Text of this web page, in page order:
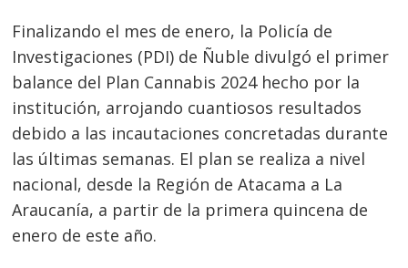
Finalizando el mes de enero, la Policía de
Investigaciones (PDI) de Ñuble divulgó el primer
balance del Plan Cannabis 2024 hecho por la
institución, arrojando cuantiosos resultados
debido a las incautaciones concretadas durante
las últimas semanas. El plan se realiza a nivel
nacional, desde la Región de Atacama a La
Araucanía, a partir de la primera quincena de
enero de este año.